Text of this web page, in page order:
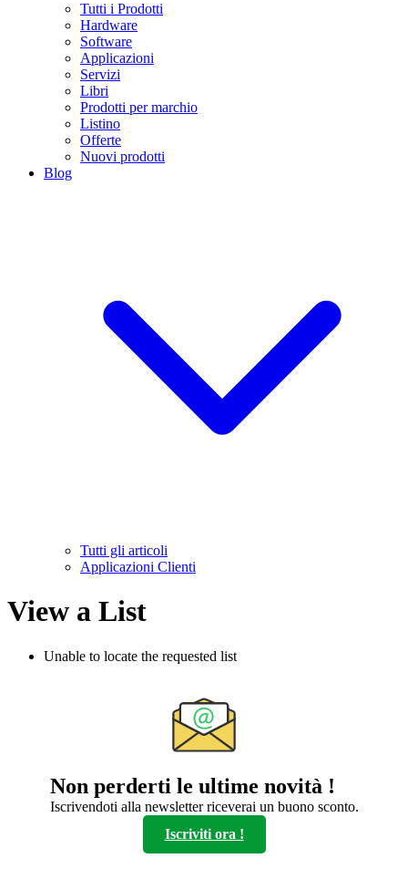
Tutti i Prodotti
Hardware
Software
Applicazioni
Servizi
Libri
Prodotti per marchio
Listino
Offerte
Nuovi prodotti
Blog
Tutti gli articoli
Applicazioni Clienti
View a List
Unable to locate the requested list
Non perderti le ultime novità !
Iscrivendoti alla newsletter riceverai un buono sconto.
Iscriviti ora !